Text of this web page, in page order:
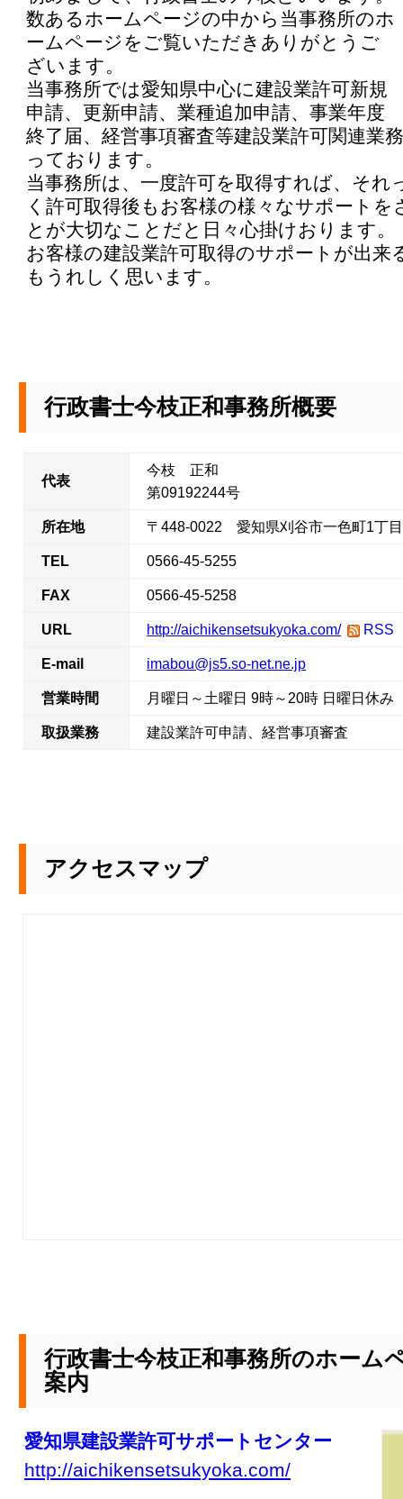
数あるホームページの中から当事務所のホ
ームページをご覧いただきありがとうご
ざいます。
当事務所では愛知県中心に建設業許可新規
申請、更新申請、業種追加申請、事業年度
終了届、経営事項審査等建設業許可関連業
っております。
当事務所は、一度許可を取得すれば、それ
く許可取得後もお客様の様々なサポートを
とが大切なことだと日々心掛けおります。
お客様の建設業許可取得のサポートが出来
もうれしく思います。
行政書士今枝正和事務所概要
代表
今枝 正和
第09192244号
所在地 〒448-0022 愛知県刈谷市一色町1丁
TEL 0566-45-5255
FAX 0566-45-5258
URL http://aichikensetsukyoka.com/ RSS
E-mail imabou@js5.so-net.ne.jp
営業時間 月曜日～土曜日 9時～20時 日曜日休み
取扱業務 建設業許可申請、経営事項審査
アクセスマップ
行政書士今枝正和事務所のホーム
案内
愛知県建設業許可サポートセンター
http://aichikensetsukyoka.com/